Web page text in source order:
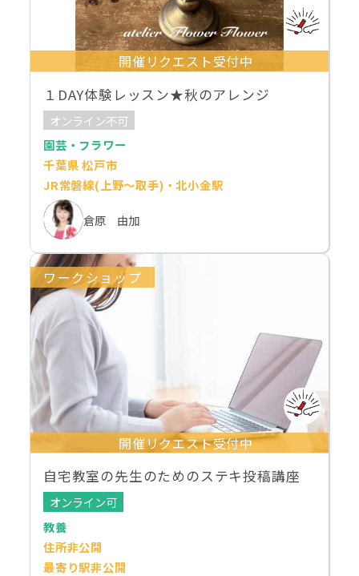
開催リクエスト受付中
１DAY体験レッスン★秋のアレンジ
オンライン不可
園芸・フラワー
千葉県 松戸市
JR常磐線(上野～取手)・北小金駅
倉原 由加
ワークショップ
開催リクエスト受付中
自宅教室の先生のためのステキ投稿講座
オンライン可
教養
住所非公開
最寄り駅非公開